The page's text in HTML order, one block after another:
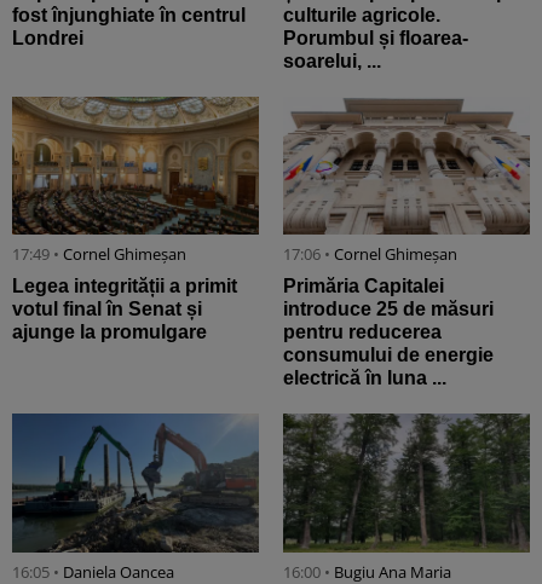
fost înjunghiate în centrul
Londrei
culturile agricole.
Porumbul și floarea-
soarelui, ...
17:49 • Cornel Ghimeșan
Legea integrității a primit
votul final în Senat și
ajunge la promulgare
17:06 • Cornel Ghimeșan
Primăria Capitalei
introduce 25 de măsuri
pentru reducerea
consumului de energie
electrică în luna ...
16:05 • Daniela Oancea 16:00 • Bugiu ⁠Ana Maria